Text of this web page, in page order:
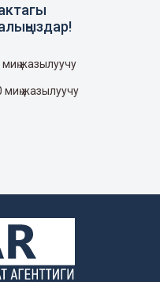
миң жазылуучу
миң жазылуучу